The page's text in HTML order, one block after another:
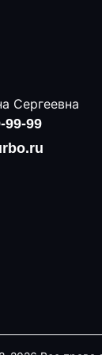
Сергеевна
99-99